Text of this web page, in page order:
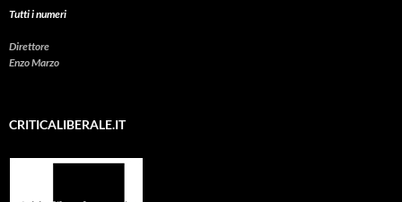
Tutti i numeri
Direttore
Enzo Marzo
CRITICALIBERALE.IT